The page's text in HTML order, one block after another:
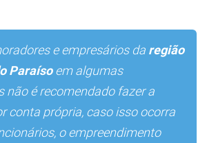
e empresários da região
Paraísoem algumas
não é recomendado fazer a
conta própria, caso isso ocorra
o empreendimento